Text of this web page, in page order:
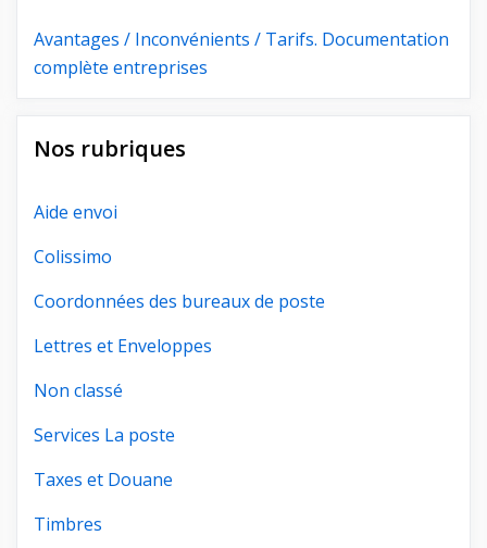
Avantages / Inconvénients / Tarifs. Documentation
complète entreprises
Nos rubriques
Aide envoi
Colissimo
Coordonnées des bureaux de poste
Lettres et Enveloppes
Non classé
Services La poste
Taxes et Douane
Timbres